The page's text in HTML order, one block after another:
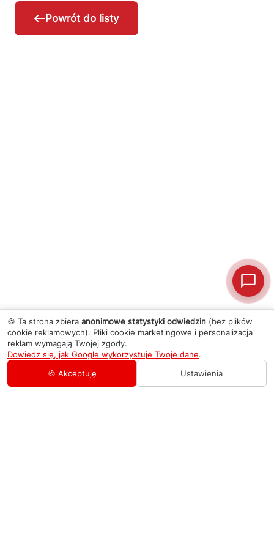
Powrót do listy
🍪 Ta strona zbiera anonimowe statystyki odwiedzin (bez plików
cookie reklamowych). Pliki cookie marketingowe i personalizacja
reklam wymagają Twojej zgody.
Dowiedz się, jak Google wykorzystuje Twoje dane.
🍪 Akceptuję
Ustawienia